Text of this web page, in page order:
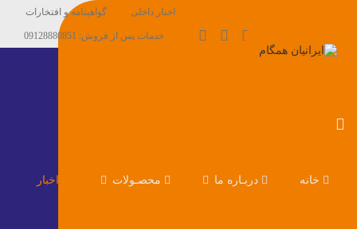
اخبار داخلی گواهینامه و افتخارات
خدمات پس از فروش: 09128880851
خانه دربـاره ما محصـولات اخبار